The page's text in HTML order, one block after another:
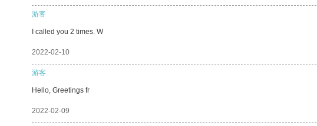
游客
I called you 2 times. W
2022-02-10
游客
Hello, Greetings fr
2022-02-09